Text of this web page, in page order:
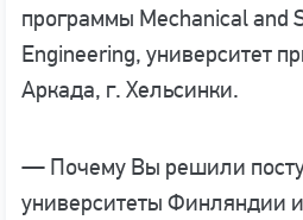
программы Mechanical and
Engineering, университет
Аркада, г. Хельсинки.
— Почему Вы решили
университеты Финляндии